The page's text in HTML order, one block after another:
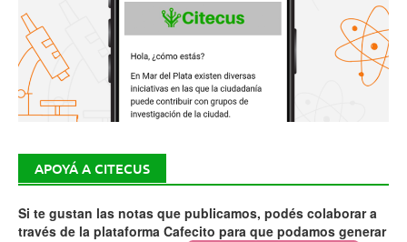
APOYÁ A CITECUS
Si te gustan las notas que publicamos, podés colaborar a
través de la plataforma Cafecito para que podamos generar